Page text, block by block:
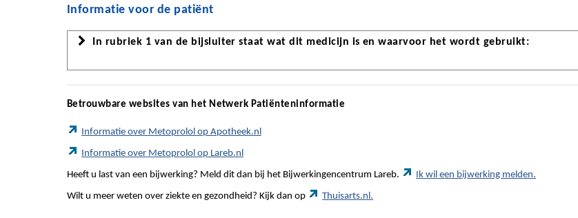
Informatie voor de patiënt
In rubriek 1 van de bijsluiter staat wat dit medicijn is en waarvoor het wordt gebruikt:
Betrouwbare websites van het Netwerk Patiënteninformatie
Informatie over Metoprolol op Apotheek.nl
Informatie over Metoprolol op Lareb.nl
Heeft u last van een bijwerking? Meld dit dan bij het Bijwerkingencentrum Lareb. Ik wil een bijwerking melden.
Wilt u meer weten over ziekte en gezondheid? Kijk dan op Thuisarts.nl.